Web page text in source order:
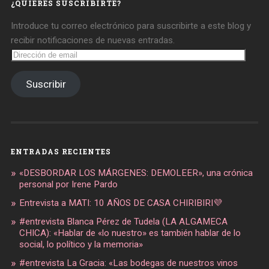
¿QUIERES SUSCRIBIRTE?
Introduce tu correo electrónico para suscribirte a este blog y
recibir notificaciones de nuevas entradas.
Dirección
de
Suscribir
ENTRADAS RECIENTES
«DESBORDAR LOS MÁRGENES: DEMOLEER», una crónica
personal por Irene Pardo
Entrevista a MATI: 10 AÑOS DE CASA CHIRIBIRI💜
#entrevista Blanca Pérez de Tudela (LA ALGAMECA
CHICA): «Hablar de «lo nuestro» es también hablar de lo
social, lo político y la memoria»
#entrevista La Gracia: «Las bodegas de nuestros vinos